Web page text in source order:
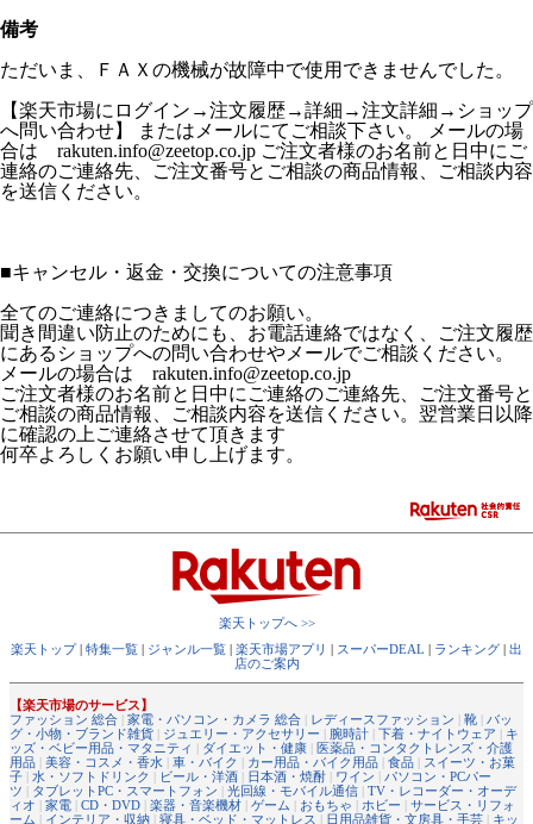
備考
ただいま、ＦＡＸの機械が故障中で使用できませんでした。
【楽天市場にログイン→注文履歴→詳細→注文詳細→ショップ
へ問い合わせ】 またはメールにてご相談下さい。 メールの場
合は rakuten.info@zeetop.co.jp ご注文者様のお名前と日中にご
連絡のご連絡先、ご注文番号とご相談の商品情報、ご相談内容
を送信ください。
■キャンセル・返金・交換についての注意事項
全てのご連絡につきましてのお願い。
聞き間違い防止のためにも、お電話連絡ではなく、ご注文履歴
にあるショップへの問い合わせやメールでご相談ください。
メールの場合は rakuten.info@zeetop.co.jp
ご注文者様のお名前と日中にご連絡のご連絡先、ご注文番号と
ご相談の商品情報、ご相談内容を送信ください。翌営業日以降
に確認の上ご連絡させて頂きます
何卒よろしくお願い申し上げます。
楽天トップへ >>
楽天トップ| 特集一覧 | ジャンル一覧 | 楽天市場アプリ | スーパーDEAL | ランキング | 出
店のご案内
【楽天市場のサービス】
ファッション 総合 | 家電・パソコン・カメラ 総合 | レディースファッション | 靴 | バッ
グ・小物・ブランド雑貨 | ジュエリー・アクセサリー | 腕時計 | 下着・ナイトウェア | キ
ッズ・ベビー用品・マタニティ | ダイエット・健康 | 医薬品・コンタクトレンズ・介護
用品 | 美容・コスメ・香水 | 車・バイク | カー用品・バイク用品 | 食品 | スイーツ・お菓
子 | 水・ソフトドリンク | ビール・洋酒 | 日本酒・焼酎 | ワイン | パソコン・PCパー
ツ | タブレットPC・スマートフォン | 光回線・モバイル通信 | TV・レコーダー・オーデ
ィオ | 家電 | CD・DVD | 楽器・音楽機材 | ゲーム | おもちゃ | ホビー | サービス・リフォ
ーム | インテリア・収納 | 寝具・ベッド・マットレス | 日用品雑貨・文房具・手芸 | キッ